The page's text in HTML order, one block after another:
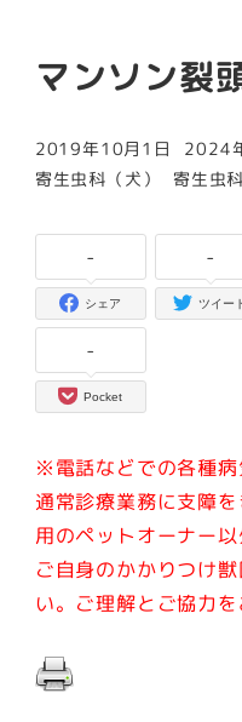
マンソン裂
投稿日
2019年10月1日
更新日
2024
カテゴリー
寄生虫科（犬） カテゴ
寄生虫
-
シェア
-
ツイー
-
Pocket
※電話などでの各種病
通常診療業務に支障
用のペットオーナー以
ご自身のかかりつけ
い。ご理解とご協力